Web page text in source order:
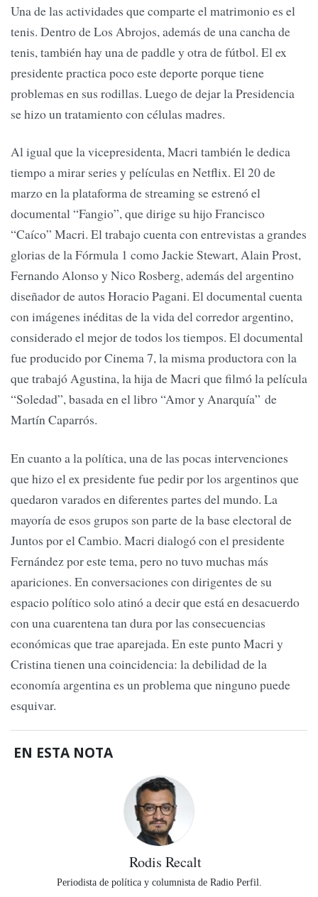
Una de las actividades que comparte el matrimonio es el
tenis. Dentro de Los Abrojos, además de una cancha de
tenis, también hay una de paddle y otra de fútbol. El ex
presidente practica poco este deporte porque tiene
problemas en sus rodillas. Luego de dejar la Presidencia
se hizo un tratamiento con células madres.
Al igual que la vicepresidenta, Macri también le dedica
tiempo a mirar series y películas en Netflix. El 20 de
marzo en la plataforma de streaming se estrenó el
documental “Fangio”, que dirige su hijo Francisco
“Caíco” Macri. El trabajo cuenta con entrevistas a grandes
glorias de la Fórmula 1 como Jackie Stewart, Alain Prost,
Fernando Alonso y Nico Rosberg, además del argentino
diseñador de autos Horacio Pagani. El documental cuenta
con imágenes inéditas de la vida del corredor argentino,
considerado el mejor de todos los tiempos. El documental
fue producido por Cinema 7, la misma productora con la
que trabajó Agustina, la hija de Macri que filmó la película
“Soledad”, basada en el libro “Amor y Anarquía” de
Martín Caparrós.
En cuanto a la política, una de las pocas intervenciones
que hizo el ex presidente fue pedir por los argentinos que
quedaron varados en diferentes partes del mundo. La
mayoría de esos grupos son parte de la base electoral de
Juntos por el Cambio. Macri dialogó con el presidente
Fernández por este tema, pero no tuvo muchas más
apariciones. En conversaciones con dirigentes de su
espacio político solo atinó a decir que está en desacuerdo
con una cuarentena tan dura por las consecuencias
económicas que trae aparejada. En este punto Macri y
Cristina tienen una coincidencia: la debilidad de la
economía argentina es un problema que ninguno puede
esquivar.
EN ESTA NOTA
Rodis Recalt
Periodista de política y columnista de Radio Perfil.